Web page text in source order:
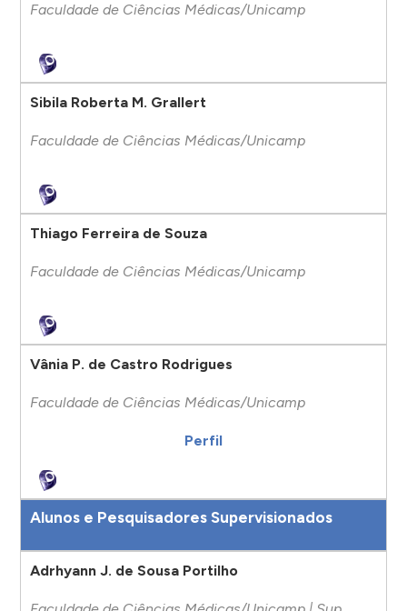
Faculdade de Ciências Médicas/Unicamp
Sibila Roberta M. Grallert
Faculdade de Ciências Médicas/Unicamp
Thiago Ferreira de Souza
Faculdade de Ciências Médicas/Unicamp
Vânia P. de Castro Rodrigues
Faculdade de Ciências Médicas/Unicamp
Perfil
Alunos e Pesquisadores Supervisionados
Adrhyann J. de Sousa Portilho